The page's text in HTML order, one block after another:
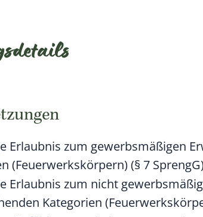
Erlaubnis zum gewerbsmäßigen
(Feuerwerkskörpern) (§ 7
Erlaubnis zum nicht
Kategorien